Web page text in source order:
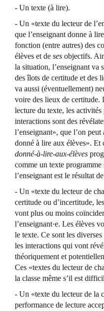
- Un texte (à lire).
- Un «texte du lecteur de
que l’enseignant donne à
fonction (entre autres) des
élèves et de ses objectifs.
la situation, l’enseignant va
des îlots de certitude et des
va aussi (éventuellement)
voire des lieux de certitude.
lecture du texte, les activités
interactions sont des
l’enseignant», que l’on
donné à lire aux élèves». Et
donné-à-lire-aux-élèves
comme un texte
l’enseignant est le résultat
- Un «texte du lecteur de
certitude ou d’incertitude,
vont plus ou moins
l’enseignant·e. Les élèves
le texte. Ce sont les
les interactions qui vont
théoriquement et
Ces «textes du lecteur de
la classe même s’il est
- Un «texte du lecteur de la
performance de lecture